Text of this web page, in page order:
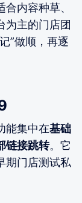
内容种草、
为主的门店团
”做顺，再逐
能集中在基础
链接跳转。它
期门店测试私